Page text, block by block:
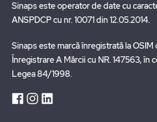
Sinaps este operator de date cu
ANSPDCP cu nr. 10071 din 12.05.2014.
Sinaps este marcă înregistrată la
Înregistrare A Mărcii cu NR. 147563,
Legea 84/1998.